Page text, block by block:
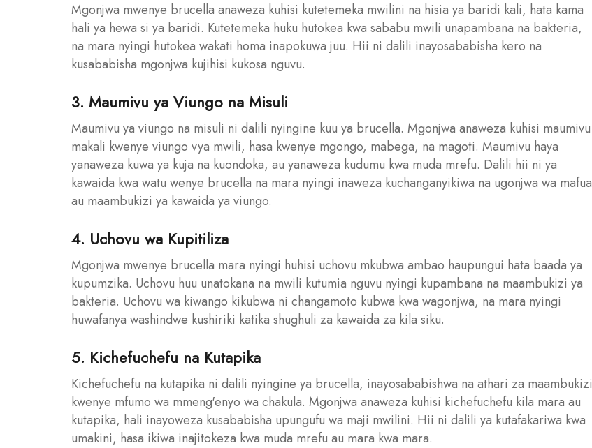
Mgonjwa mwenye brucella anaweza kuhisi kutetemeka mwilini na hisia ya baridi kali, hata kama
hali ya hewa si ya baridi. Kutetemeka huku hutokea kwa sababu mwili unapambana na bakteria,
na mara nyingi hutokea wakati homa inapokuwa juu. Hii ni dalili inayosababisha kero na
kusababisha mgonjwa kujihisi kukosa nguvu.
3. Maumivu ya Viungo na Misuli
Maumivu ya viungo na misuli ni dalili nyingine kuu ya brucella. Mgonjwa anaweza kuhisi maumivu
makali kwenye viungo vya mwili, hasa kwenye mgongo, mabega, na magoti. Maumivu haya
yanaweza kuwa ya kuja na kuondoka, au yanaweza kudumu kwa muda mrefu. Dalili hii ni ya
kawaida kwa watu wenye brucella na mara nyingi inaweza kuchanganyikiwa na ugonjwa wa mafua
au maambukizi ya kawaida ya viungo.
4. Uchovu wa Kupitiliza
Mgonjwa mwenye brucella mara nyingi huhisi uchovu mkubwa ambao haupungui hata baada ya
kupumzika. Uchovu huu unatokana na mwili kutumia nguvu nyingi kupambana na maambukizi ya
bakteria. Uchovu wa kiwango kikubwa ni changamoto kubwa kwa wagonjwa, na mara nyingi
huwafanya washindwe kushiriki katika shughuli za kawaida za kila siku.
5. Kichefuchefu na Kutapika
Kichefuchefu na kutapika ni dalili nyingine ya brucella, inayosababishwa na athari za maambukizi
kwenye mfumo wa mmeng'enyo wa chakula. Mgonjwa anaweza kuhisi kichefuchefu kila mara au
kutapika, hali inayoweza kusababisha upungufu wa maji mwilini. Hii ni dalili ya kutafakariwa kwa
umakini, hasa ikiwa inajitokeza kwa muda mrefu au mara kwa mara.